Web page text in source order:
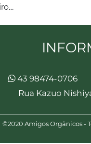
43 98474-0706
Rua Kazuo
©2020 Amigos Orgânicos -